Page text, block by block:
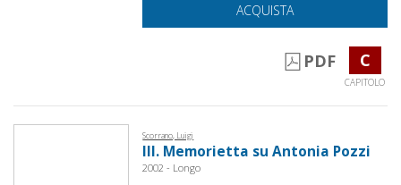
ACQUISTA
PDF C
CAPITOLO
Scorrano, Luigi
III. Memorietta su Antonia Pozzi
2002 - Longo